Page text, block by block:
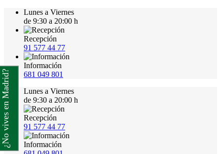
Lunes a Viernes
de 9:30 a 20:00 h
Recepción
91 577 44 77
Información
681 049 801
Lunes a Viernes
de 9:30 a 20:00 h
Recepción
91 577 44 77
Información
¿No vives en Madrid?